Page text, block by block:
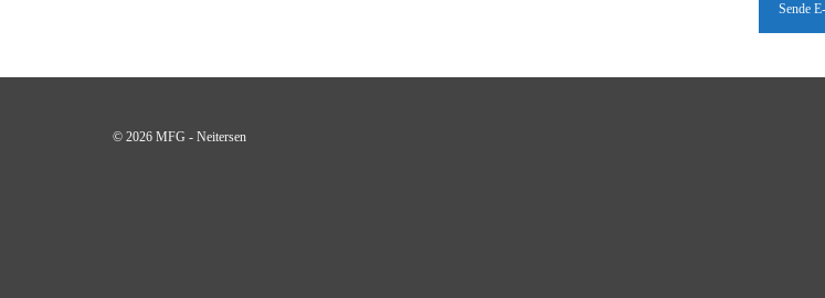
© 2026 MFG - Neitersen